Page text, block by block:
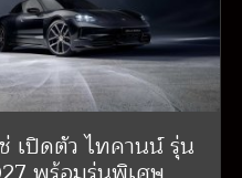
เปิดตัว ไทคานน์ รุ่น